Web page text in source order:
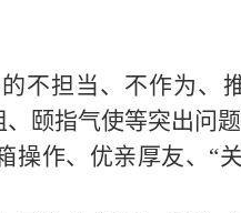
不担当、不作为、
颐指气使等突出问题
操作、优亲厚友、“